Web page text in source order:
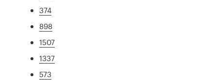
374
898
1507
1337
573